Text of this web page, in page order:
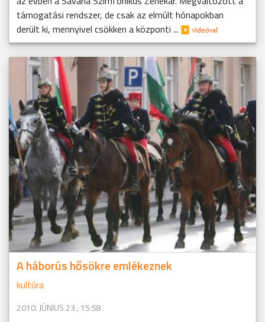
támogatási rendszer, de csak az elmúlt hónapokban
derült ki, mennyivel csökken a központi ...
A háborús hősökre emlékeznek
kultúra
2010. JÚNIUS 23., 15:58